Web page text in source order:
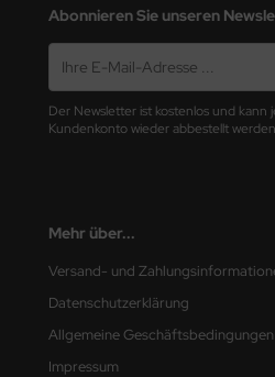
Abonnieren Sie unseren
Der Newsletter ist kostenlos und
Kundenkonto wieder abbestellt
Mehr über...
Versand- und
Datenschutzerklärung
Allgemeine
Impressum